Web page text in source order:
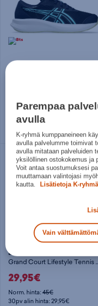
Norm. hinta:60€
30pv alin hinta: 54,95€
Useita kokoja
adidas
Grand Court
29,95€
Norm. hinta:45€
30pv alin hinta: 29,95€
Parempaa
avulla
K-ryhmä kumppaneineen
avulla palvelumme toimivat
avulla mitataan palveluiden
yksilöllinen ostokokemus ja
Voit antaa suostumuksesi
muuttamaan valintojasi
kautta.
Lisätietoja K-
Vain